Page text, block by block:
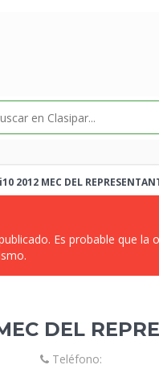
2012 MEC DEL
Es probable que
DEL
Teléfono: